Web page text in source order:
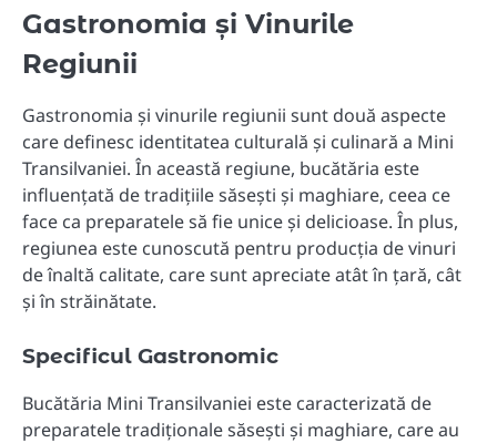
Gastronomia și Vinurile
Regiunii
Gastronomia și vinurile regiunii sunt două aspecte
care definesc identitatea culturală și culinară a Mini
Transilvaniei. În această regiune, bucătăria este
influențată de tradițiile săsești și maghiare, ceea ce
face ca preparatele să fie unice și delicioase. În plus,
regiunea este cunoscută pentru producția de vinuri
de înaltă calitate, care sunt apreciate atât în țară, cât
și în străinătate.
Specificul Gastronomic
Bucătăria Mini Transilvaniei este caracterizată de
preparatele tradiționale săsești și maghiare, care au